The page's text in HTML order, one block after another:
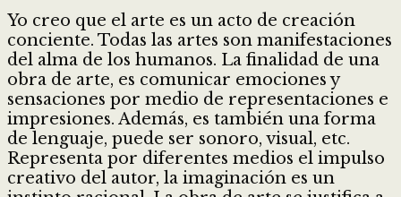
Yo creo que el arte es un acto de creación
conciente. Todas las artes son manifestaciones
del alma de los humanos. La finalidad de una
obra de arte, es comunicar emociones y
sensaciones por medio de representaciones e
impresiones. Además, es también una forma
de lenguaje, puede ser sonoro, visual, etc.
Representa por diferentes medios el impulso
creativo del autor, la imaginación es un